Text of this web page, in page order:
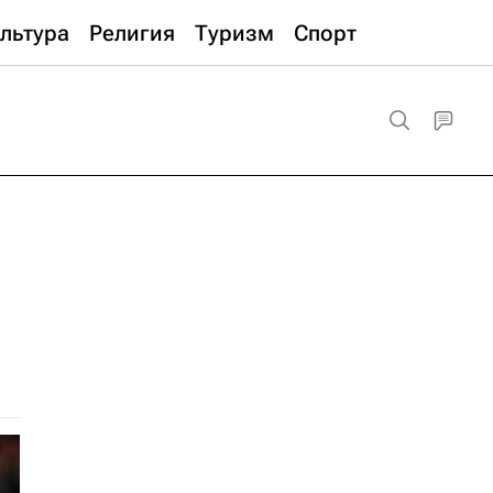
Религия Туризм Спорт